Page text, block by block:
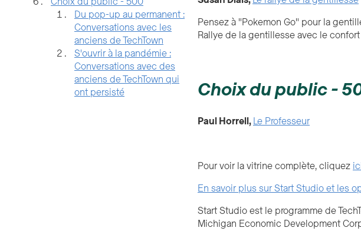
Du pop-up au permanent :
Conversations avec les
anciens de TechTown
S'ouvrir à la pandémie :
Conversations avec des
anciens de TechTown qui
ont persisté
Pensez à "Pokemon Go" pour la
Rallye de la gentillesse avec le
Choix du public -
Paul Horrell,Le Professeur
Pour voir la vitrine complète, cliquez
En savoir plus sur Start Studio et les
Start Studio est le programme de
Michigan Economic Development